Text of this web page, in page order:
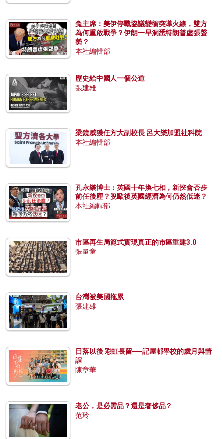
兔主席：美伊停戰協議變衝突導火線，雙方
為何重啟戰爭？伊朗一早洞悉特朗普虛張聲
勢？
本社編輯部
歷史給中國人一個公道
張建雄
梁鏡威獲任方大副校長 呂大樂加盟社科院
本社編輯部
孔永樂博士：英國十年換七相，新揆會否步
前任後塵？脫歐後英國經濟為何仍然低迷？
本社編輯部
市區再生局範式實現真正的市區重建3.0
張量童
台灣被美國拖累
張建雄
日落以後 彩虹長留──記屋邨學校的歲月與情
誼
陳章華
老公，是必需品？還是奢侈品？
范玲